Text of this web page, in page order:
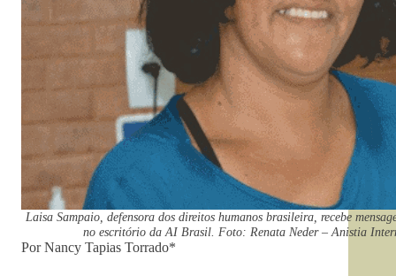
Laisa Sampaio, defensora dos direitos humanos brasileira, recebe
no escritório da AI Brasil. Foto: Renata Neder – Anistia
Por Nancy Tapias Torrado*